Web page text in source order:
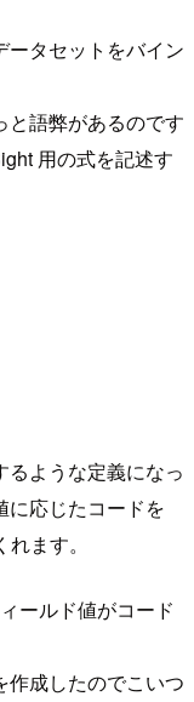
ータセットをバイン
と語弊があるのです
用の式を記述す
ような定義になっ
に応じたコードを
ます。
ールド値がコード
作成したのでこいつ